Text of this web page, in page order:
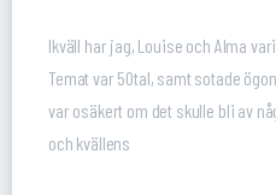
Ikväll har jag, Louise och Alma
Temat var 50tal, samt sotade
var osäkert om det skulle bli av
och kvällens